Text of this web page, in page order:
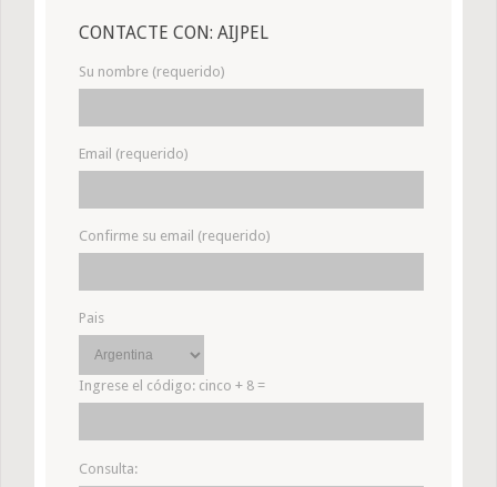
CONTACTE CON: AIJPEL
Su nombre (requerido)
Email (requerido)
Confirme su email (requerido)
Pais
Ingrese el código: cinco + 8 =
Consulta: